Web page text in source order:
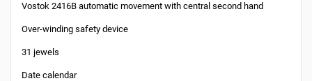
Vostok 2416B automatic movement with central second hand
Over-winding safety device
31 jewels
Date calendar